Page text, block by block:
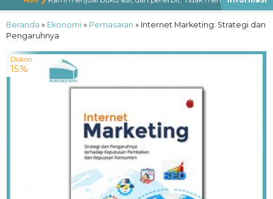
Beranda » Ekonomi » Pemasaran » Internet Marketing: Strategi dan
Pengaruhnya
Diskon
15%